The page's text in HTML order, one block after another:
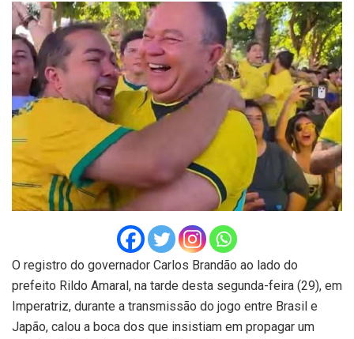
O registro do governador Carlos Brandão ao lado do
prefeito Rildo Amaral, na tarde desta segunda-feira (29), em
Imperatriz, durante a transmissão do jogo entre Brasil e
Japão, calou a boca dos que insistiam em propagar um